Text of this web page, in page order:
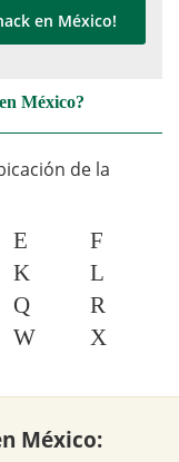
en México!
México?
de la
E
F
K
L
Q
R
W
X
México: